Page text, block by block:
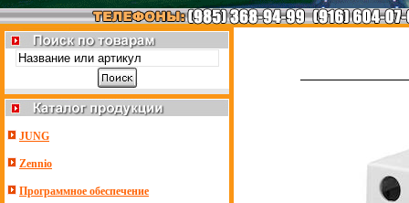
JUNG
Zennio
Программное обеспечение